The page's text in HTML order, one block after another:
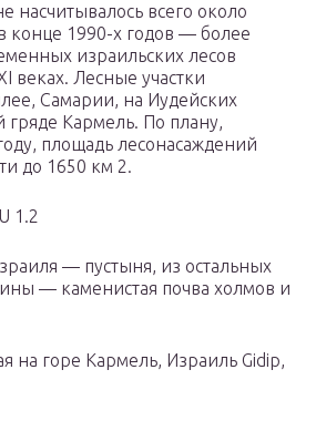
насчитывалось всего около
конце 1990-х годов — более
израильских лесов
веках. Лесные участки
Самарии, на Иудейских
гряде Кармель. По плану,
площадь лесонасаждений
до 1650 км 2.
1.2
— пустыня, из остальных
— каменистая почва холмов и
на горе Кармель, Израиль Gidip,